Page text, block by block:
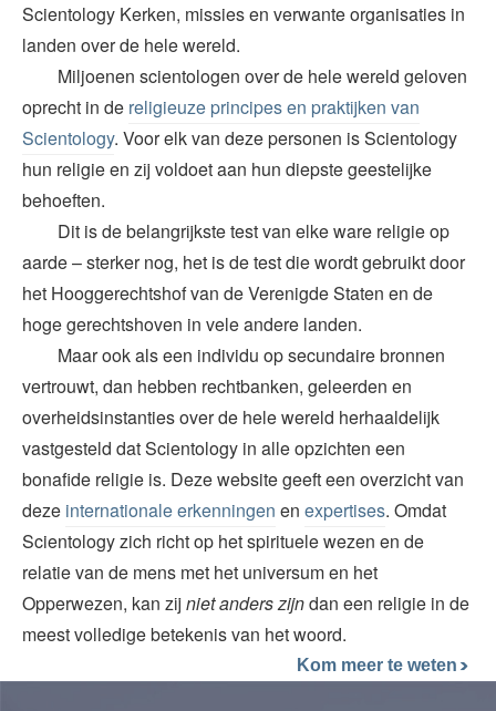
Scientology Kerken, missies en verwante organisaties in
landen over de hele wereld.
Miljoenen scientologen over de hele wereld geloven
oprecht in de religieuze principes en praktijken van
Scientology. Voor elk van deze personen is Scientology
hun religie en zij voldoet aan hun diepste geestelijke
behoeften.
Dit is de belangrijkste test van elke ware religie op
aarde – sterker nog, het is de test die wordt gebruikt door
het Hooggerechtshof van de Verenigde Staten en de
hoge gerechtshoven in vele andere landen.
Maar ook als een individu op secundaire bronnen
vertrouwt, dan hebben rechtbanken, geleerden en
overheidsinstanties over de hele wereld herhaaldelijk
vastgesteld dat Scientology in alle opzichten een
bonafide religie is. Deze website geeft een overzicht van
deze internationale erkenningen en expertises. Omdat
Scientology zich richt op het spirituele wezen en de
relatie van de mens met het universum en het
Opperwezen, kan zijniet anders zijndan een religie in de
meest volledige betekenis van het woord.
Kom meer te weten